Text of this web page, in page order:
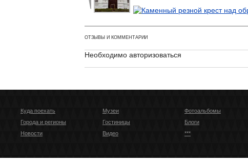
ОТЗЫВЫ И КОММЕНТАРИИ
Необходимо авторизоваться
Куда поехать
Города и регионы
Новости
Музеи
Гостиницы
Видео
Фотоальбомы
Блоги
***